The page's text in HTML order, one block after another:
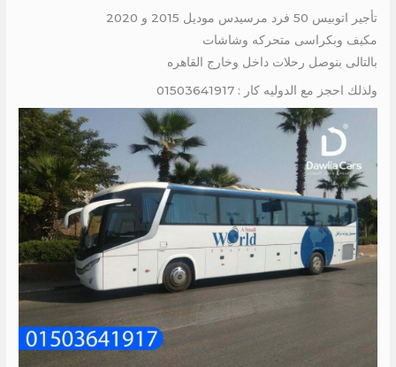
تأجير اتوبيس 50 فرد مرسيدس موديل 2015 و 2020
مكيف وبكراسى متحركه وشاشات
بالتالى بنوصل رحلات داخل وخارج القاهره
ولذلك احجز مع الدوليه كار : 01503641917